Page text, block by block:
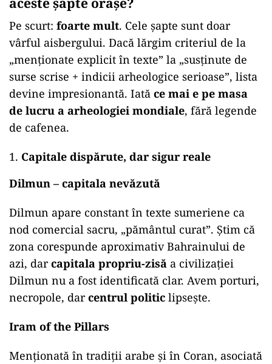
Pe scurt: foarte mult. Cele șapte sunt doar
vârful aisbergului. Dacă lărgim criteriul de la
„menționate explicit în texte” la „susținute de
surse scrise + indicii arheologice serioase”, lista
devine impresionantă. Iată ce mai e pe masa
de lucru a arheologiei mondiale, fără legende
de cafenea.
Capitale dispărute, dar sigur reale
Dilmun – capitala nevăzută
Dilmun apare constant în texte sumeriene ca
nod comercial sacru, „pământul curat”. Știm că
zona corespunde aproximativ Bahrainului de
azi, darcapitala propriu-zisă a civilizației
Dilmun nu a fost identificată clar. Avem porturi,
necropole, darcentrul politic lipsește.
Iram of the Pillars
Menționată în tradiții arabe și în Coran, asociată